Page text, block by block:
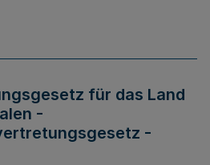
für das Land
-
-